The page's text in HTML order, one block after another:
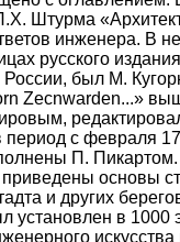
Штурма
инженера. В
русского
был М.
Zecnwarden...»
с февраля
П.
основы
и других
в